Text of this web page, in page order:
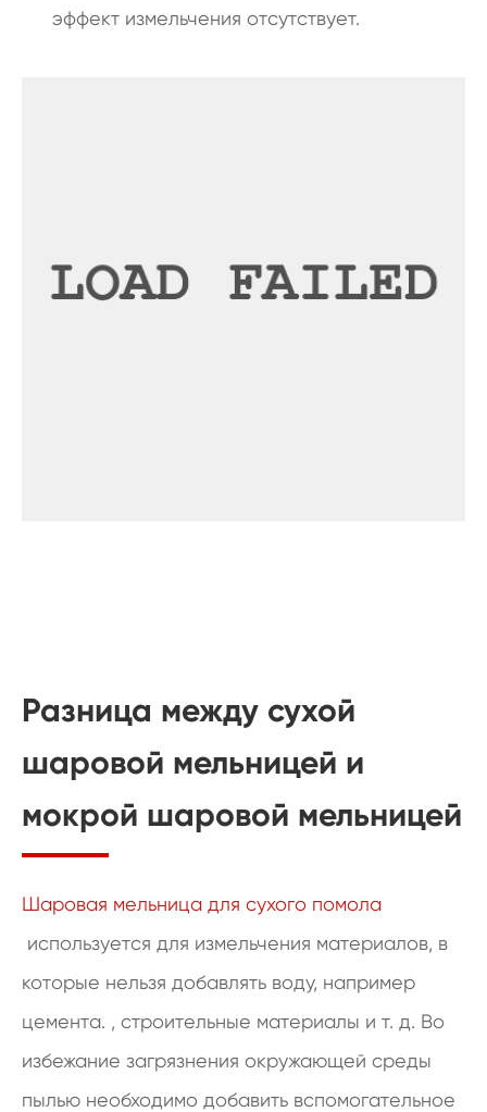
эффект измельчения отсутствует.
Разница между сухой
шаровой мельницей и
мокрой шаровой мельницей
Шаровая мельница для сухого помола
используется для измельчения материалов, в
которые нельзя добавлять воду, например
цемента. , строительные материалы и т. д. Во
избежание загрязнения окружающей среды
пылью необходимо добавить вспомогательное